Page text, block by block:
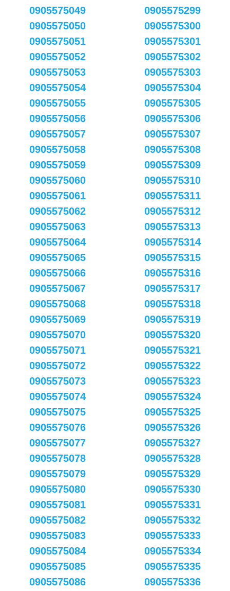
0905575049
0905575050
0905575051
0905575052
0905575053
0905575054
0905575055
0905575056
0905575057
0905575058
0905575059
0905575060
0905575061
0905575062
0905575063
0905575064
0905575065
0905575066
0905575067
0905575068
0905575069
0905575070
0905575071
0905575072
0905575073
0905575074
0905575075
0905575076
0905575077
0905575078
0905575079
0905575080
0905575081
0905575082
0905575083
0905575084
0905575085
0905575086
0905575299
0905575300
0905575301
0905575302
0905575303
0905575304
0905575305
0905575306
0905575307
0905575308
0905575309
0905575310
0905575311
0905575312
0905575313
0905575314
0905575315
0905575316
0905575317
0905575318
0905575319
0905575320
0905575321
0905575322
0905575323
0905575324
0905575325
0905575326
0905575327
0905575328
0905575329
0905575330
0905575331
0905575332
0905575333
0905575334
0905575335
0905575336